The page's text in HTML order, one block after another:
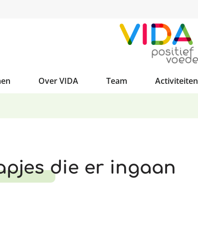
Over VIDA Team Activiteiten
die er ingaan